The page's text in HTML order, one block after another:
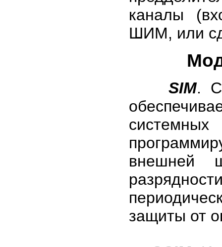
каналы
ШИМ, или
SIM.
внешней
защиты от